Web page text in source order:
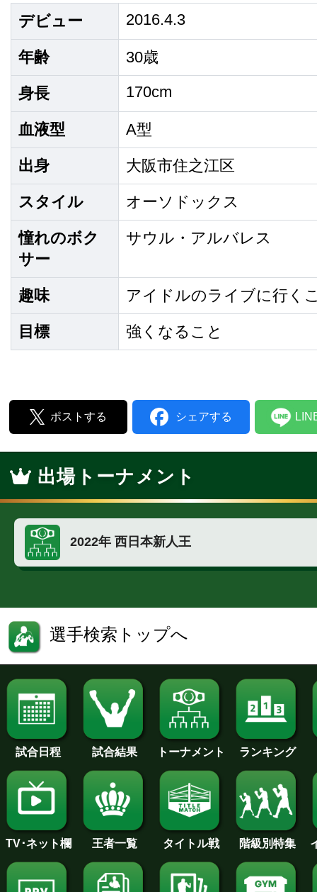
デビュー 2016.4.3
年齢 30歳
身長 170cm
血液型 A型
出身 大阪市住之江区
スタイル オーソドックス
憧れのボク
サー
サウル・アルバレス
趣味 アイドルのライブに行く
目標 強くなること
ポストする シェアする
出場トーナメント
2022年 西日本新人王
選手検索トップへ
試合日程 試合結果 トーナメント ランキング
TV･ネット欄 王者一覧 タイトル戦 階級別特集